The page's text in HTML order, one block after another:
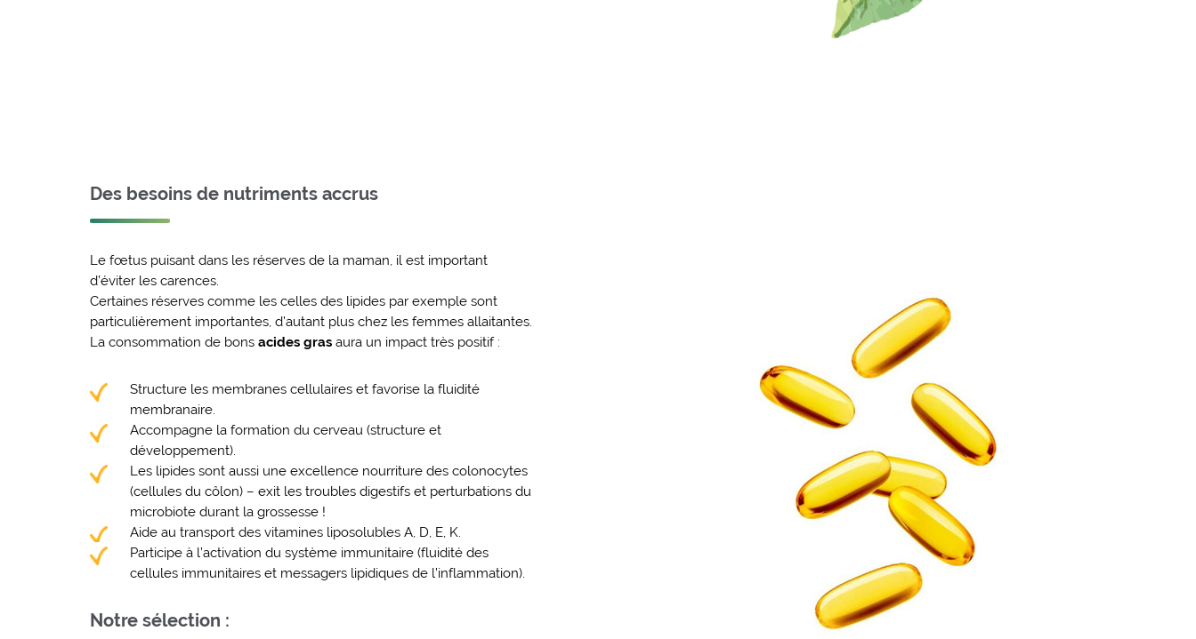
Des besoins de nutriments accrus
Le fœtus puisant dans les réserves de la maman, il est important
d’éviter les carences.
Certaines réserves comme les celles des lipides par exemple sont
particulièrement importantes, d’autant plus chez les femmes allaitantes.
La consommation de bons acides grasaura un impact très positif :
Structure les membranes cellulaires et favorise la fluidité
membranaire.
Accompagne la formation du cerveau (structure et
développement).
Les lipides sont aussi une excellence nourriture des colonocytes
(cellules du côlon) – exit les troubles digestifs et perturbations du
microbiote durant la grossesse !
Aide au transport des vitamines liposolubles A, D, E, K.
Participe à l’activation du système immunitaire (fluidité des
cellules immunitaires et messagers lipidiques de l’inflammation).
Notre sélection :